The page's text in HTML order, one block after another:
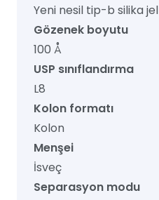
Yeni nesil tip-b silika jel
Gözenek boyutu
100 Å
USP sınıflandırma
L8
Kolon formatı
Kolon
Menşei
İsveç
Separasyon modu